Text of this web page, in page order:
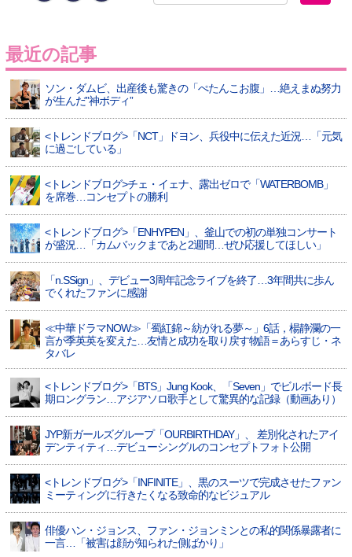
最近の記事
ソン・ダムビ、出産後も驚きの「ぺたんこお腹」…絶えまぬ努力
が生んだ”神ボディ”
<トレンドブログ>「NCT」ドヨン、兵役中に伝えた近況…「元気
に過ごしている」
<トレンドブログ>チェ・イェナ、露出ゼロで「WATERBOMB」
を席巻…コンセプトの勝利
<トレンドブログ>「ENHYPEN」、釜山での初の単独コンサート
が盛況…「カムバックまであと2週間…ぜひ応援してほしい」
「n.SSign」、デビュー3周年記念ライブを終了…3年間共に歩ん
でくれたファンに感謝
≪中華ドラマNOW≫「蜀紅錦～紡がれる夢～」6話，楊静瀾の一
言が季英英を変えた…友情と成功を取り戻す物語＝あらすじ・ネ
タバレ
<トレンドブログ>「BTS」Jung Kook、「Seven」でビルボード長
期ロングラン…アジアソロ歌手として驚異的な記録（動画あり）
JYP新ガールズグループ「OURBIRTHDAY」、 差別化されたアイ
デンティティ…デビューシングルのコンセプトフォト公開
<トレンドブログ>「INFINITE」、黒のスーツで完成させたファン
ミーティングに行きたくなる致命的なビジュアル
俳優ハン・ジョンス、ファン・ジョンミンとの私的関係暴露者に
一言…「被害は顔が知られた側ばかり」